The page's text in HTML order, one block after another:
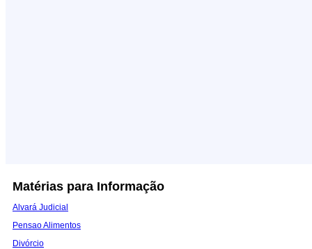
Matérias para Informação
Alvará Judicial
Pensao Alimentos
Divórcio